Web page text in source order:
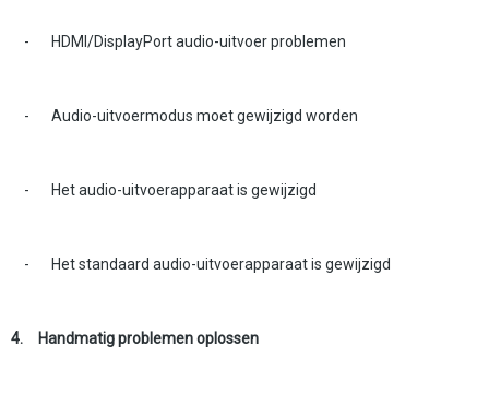
- HDMI/DisplayPort audio-uitvoer problemen
- Audio-uitvoermodus moet gewijzigd worden
- Het audio-uitvoerapparaat is gewijzigd
- Het standaard audio-uitvoerapparaat is gewijzigd
4. Handmatig problemen oplossen